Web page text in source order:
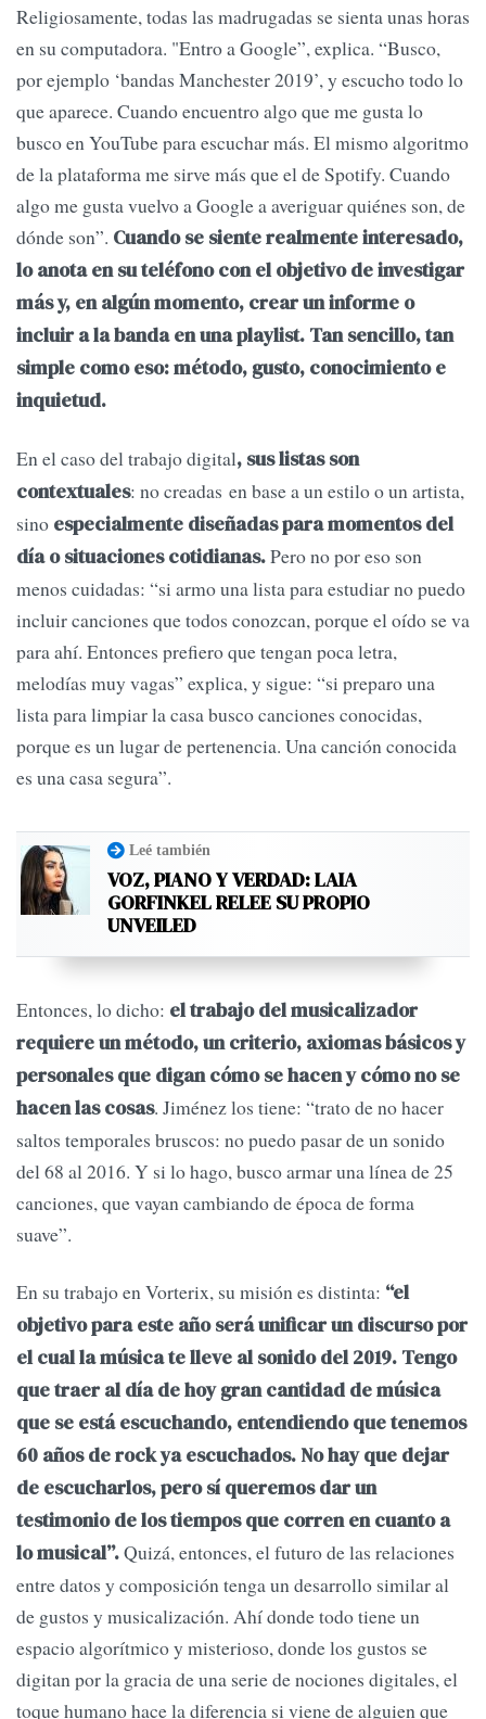
Religiosamente, todas las madrugadas se sienta unas horas
en su computadora. "Entro a Google”, explica. “Busco,
por ejemplo ‘bandas Manchester 2019’, y escucho todo lo
que aparece. Cuando encuentro algo que me gusta lo
busco en YouTube para escuchar más. El mismo algoritmo
de la plataforma me sirve más que el de Spotify. Cuando
algo me gusta vuelvo a Google a averiguar quiénes son, de
dónde son”. Cuando se siente realmente interesado,
lo anota en su teléfono con el objetivo de investigar
más y, en algún momento, crear un informe o
incluir a la banda en una playlist. Tan sencillo, tan
simple como eso: método, gusto, conocimiento e
inquietud.
En el caso del trabajo digital, sus listas son
contextuales: no creadas en base a un estilo o un artista,
sino especialmente diseñadas para momentos del
día o situaciones cotidianas.Pero no por eso son
menos cuidadas: “si armo una lista para estudiar no puedo
incluir canciones que todos conozcan, porque el oído se va
para ahí. Entonces prefiero que tengan poca letra,
melodías muy vagas” explica, y sigue: “si preparo una
lista para limpiar la casa busco canciones conocidas,
porque es un lugar de pertenencia. Una canción conocida
es una casa segura”.
Leé también
VOZ, PIANO Y VERDAD: LAIA
GORFINKEL RELEE SU PROPIO
UNVEILED
Entonces, lo dicho: el trabajo del musicalizador
requiere un método, un criterio, axiomas básicos y
personales que digan cómo se hacen y cómo no se
hacen las cosas. Jiménez los tiene: “trato de no hacer
saltos temporales bruscos: no puedo pasar de un sonido
del 68 al 2016. Y si lo hago, busco armar una línea de 25
canciones, que vayan cambiando de época de forma
suave”.
En su trabajo en Vorterix, su misión es distinta: “el
objetivo para este año será unificar un discurso por
el cual la música te lleve al sonido del 2019. Tengo
que traer al día de hoy gran cantidad de música
que se está escuchando, entendiendo que tenemos
60 años de rock ya escuchados. No hay que dejar
de escucharlos, pero sí queremos dar un
testimonio de los tiempos que corren en cuanto a
lo musical”.Quizá, entonces, el futuro de las relaciones
entre datos y composición tenga un desarrollo similar al
de gustos y musicalización. Ahí donde todo tiene un
espacio algorítmico y misterioso, donde los gustos se
digitan por la gracia de una serie de nociones digitales, el
toque humano hace la diferencia si viene de alguien que